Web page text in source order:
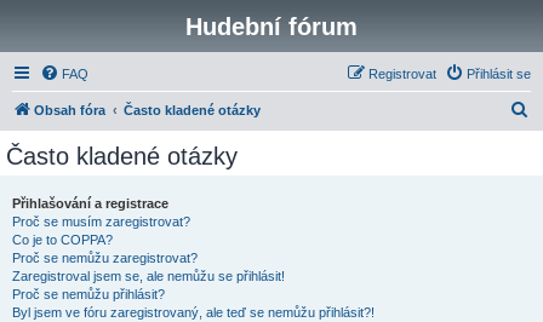
Hudební fórum
FAQ Přihlásit se
Registrovat
Obsah fóra Často kladené otázky
Často kladené otázky
Přihlašování a registrace
Proč se musím zaregistrovat?
Co je to COPPA?
Proč se nemůžu zaregistrovat?
Zaregistroval jsem se, ale nemůžu se přihlásit!
Proč se nemůžu přihlásit?
Byl jsem ve fóru zaregistrovaný, ale teď se nemůžu přihlásit?!